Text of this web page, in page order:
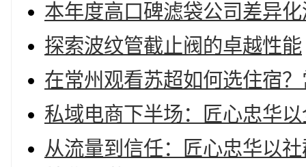
本年度高口碑滤袋公司差异
探索波纹管截止阀的卓越性能
在常州观看苏超如何选住宿
私域电商下半场：匠心忠华
从流量到信任：匠心忠华以